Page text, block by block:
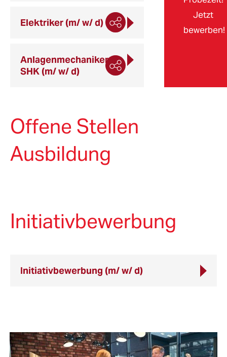
Elektriker (m/ w/ d)
Anlagenmechaniker
SHK (m/ w/ d)
Jetzt
bewerben!
Offene Stellen
Ausbildung
Initiativbewerbung
Initiativbewerbung (m/ w/ d)